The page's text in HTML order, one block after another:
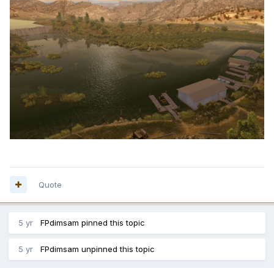
Quote
5 yr FPdimsam pinned this topic
5 yr FPdimsam unpinned this topic